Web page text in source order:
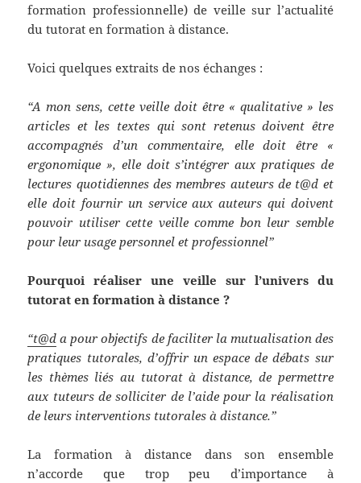
formation professionnelle) de veille sur l’actualité
du tutorat en formation à distance.
Voici quelques extraits de nos échanges :
“A mon sens, cette veille doit être « qualitative » les
articles et les textes qui sont retenus doivent être
accompagnés d’un commentaire, elle doit être «
ergonomique », elle doit s’intégrer aux pratiques de
lectures quotidiennes des membres auteurs de t@d et
elle doit fournir un service aux auteurs qui doivent
pouvoir utiliser cette veille comme bon leur semble
pour leur usage personnel et professionnel”
Pourquoi réaliser une veille sur l’univers du
tutorat en formation à distance ?
“t@d a pour objectifs de faciliter la mutualisation des
pratiques tutorales, d’offrir un espace de débats sur
les thèmes liés au tutorat à distance, de permettre
aux tuteurs de solliciter de l’aide pour la réalisation
de leurs interventions tutorales à distance.”
La formation à distance dans son ensemble
n’accorde que trop peu d’importance à